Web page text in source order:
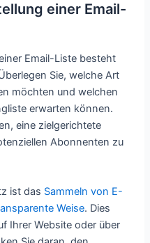
einer Email-
Email-Liste besteht
Sie, welche Art
möchten und welchen
erwarten können.
eine zielgerichtete
Abonnenten zu
ist das Sammeln von E-
Weise. Dies
Ihrer Website oder über